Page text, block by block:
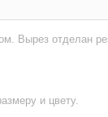
Вырез отделан
и цвету.